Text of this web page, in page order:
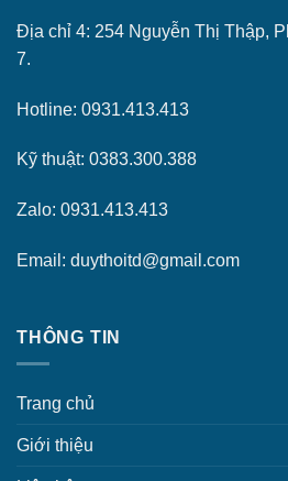
Địa chỉ 4: 254 Nguyễn Thị Thập,
7.
Hotline: 0931.413.413
Kỹ thuật: 0383.300.388
Zalo: 0931.413.413
Email: duythoitd@gmail.com
THÔNG TIN
Trang chủ
Giới thiệu